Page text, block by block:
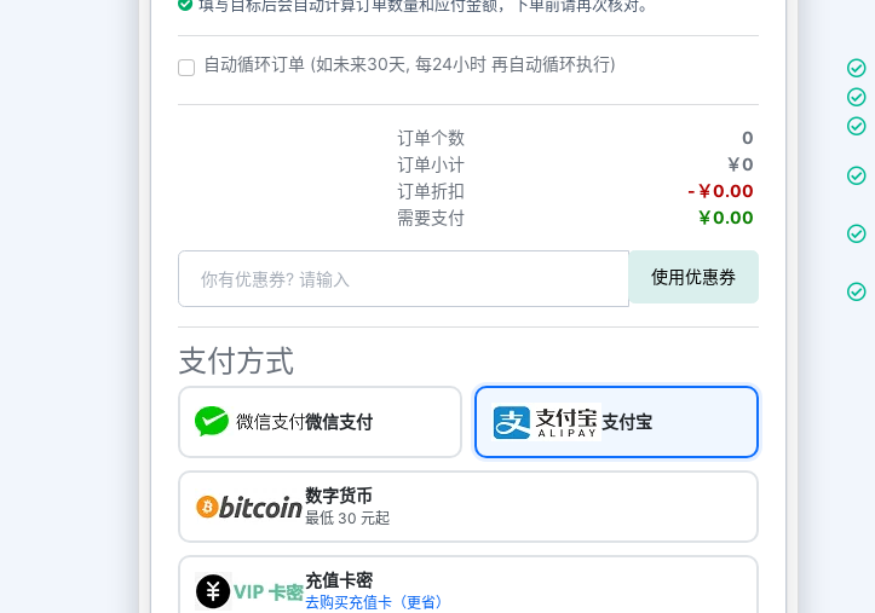
自动循环订单 (如未来30天, 每24小时 再自动循环执行)
订单个数
0
订单小计
￥0
订单折扣
-￥0.00
需要支付
￥0.00
使用优惠券
支付方式
微信支付 支付宝
数字货币
最低 30 元起
充值卡密
去购买充值卡（更省）